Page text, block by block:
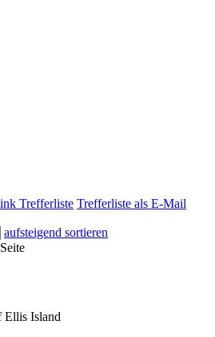
Trefferliste Trefferliste als E-Mail
aufsteigend sortieren